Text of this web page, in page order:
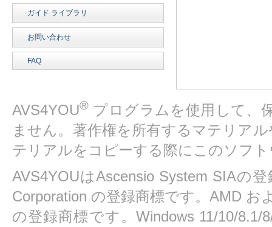
ガイド ライブラリ
お問い合わせ
FAQ
AVS4YOU® プログラムを使用して、
ません。著作権を所有するマテリア
テリアルをコピーする際にこのソフ
AVS4YOUはAscensio System SIAの
Corporation の登録商標です。AMD お
の登録商標です。Windows 11/10/8.1/